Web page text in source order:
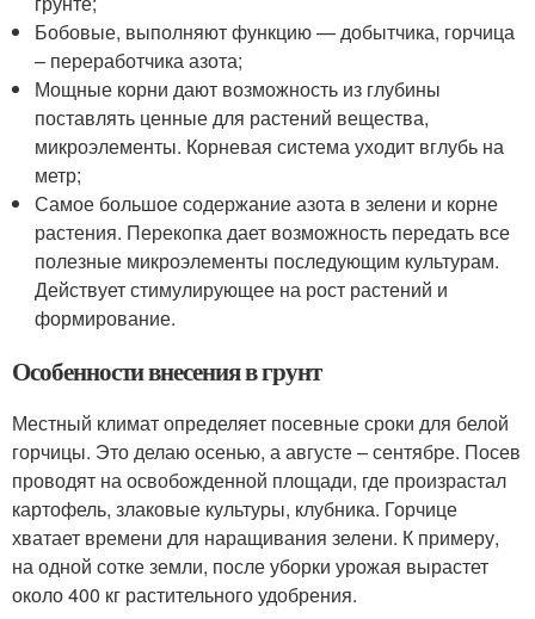
Бобовые, выполняют функцию — добытчика, горчица
– переработчика азота;
Мощные корни дают возможность из глубины
поставлять ценные для растений вещества,
микроэлементы. Корневая система уходит вглубь на
метр;
Самое большое содержание азота в зелени и корне
растения. Перекопка дает возможность передать все
полезные микроэлементы последующим культурам.
Действует стимулирующее на рост растений и
формирование.
Особенности внесения в грунт
Местный климат определяет посевные сроки для белой
горчицы. Это делаю осенью, а августе – сентябре. Посев
проводят на освобожденной площади, где произрастал
картофель, злаковые культуры, клубника. Горчице
хватает времени для наращивания зелени. К примеру,
на одной сотке земли, после уборки урожая вырастет
около 400 кг растительного удобрения.